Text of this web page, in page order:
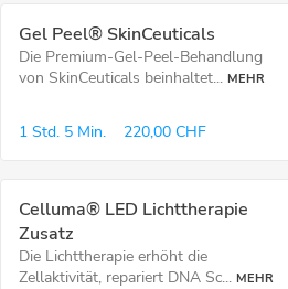
Gel Peel® SkinCeuticals
Die Premium-Gel-Peel-Behandlung
von SkinCeuticals beinhaltet... MEHR
1 Std. 5 Min. 220,00 CHF
Celluma® LED Lichttherapie
Zusatz
Die Lichttherapie erhöht die
Zellaktivität, repariert DNA Sc... MEHR